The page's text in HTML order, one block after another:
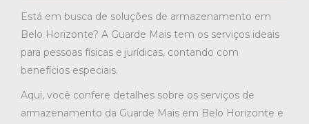
Está em busca de soluções de armazenamento em
Belo Horizonte? A Guarde Mais tem os serviços ideais
para pessoas físicas e jurídicas, contando com
benefícios especiais.
Aqui, você confere detalhes sobre os serviços de
armazenamento da Guarde Mais em Belo Horizonte e